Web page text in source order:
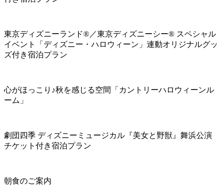
東京ディズニーランド®／東京ディズニーシー® スペシャル
イベント「ディズニー・ハロウィーン」連動オリジナルグッ
ズ付き宿泊プラン
心がほっこり♪秋を感じる空間「カントリーハロウィーンル
ーム」
劇団四季 ディズニーミュージカル『美女と野獣』舞浜公演
チケット付き宿泊プラン
朝食のご案内